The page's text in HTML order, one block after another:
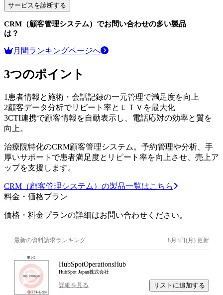
サービスを診断する
CRM（顧客管理システム） でお問い合わせの多い製品
は？
月間ランキングページへ
3つのポイント
1 患者情報と施術・会話記録の一元管理で満足度を向上
2顧客データ分析でリピート率とＬＴＶを最大化
3CTI連携で顧客情報を自動表示し、電話応対の効率と質を
向上。
治療院特化のCRM顧客管理システム。予約管理や分析、手
厚いサポートで患者満足度とリピート率を向上させ、売上ア
ップを支援します。
CRM（顧客管理システム）の製品一覧はこちら
料金・価格プラン
価格・料金プランの詳細はお問い合わせください。
最新の資料請求ランキング 8月3日(月) 更新
第1位
HubSpotOperationsHub
HubSpot Japan株式会社
詳細を見る リストに追加する